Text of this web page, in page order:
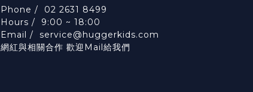
Phone / 02 2631 8499
Hours / 9:00 ~ 18:00
Email / service@huggerkids.com
網紅與相關合作 歡迎Mail給我們